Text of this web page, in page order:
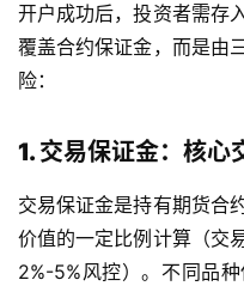
开户成功后，投资者需存
覆盖合约保证金，而是由
险：
1. 交易保证金：核心
交易保证金是持有期货合
价值的一定比例计算（交
2%-5%风控）。不同品